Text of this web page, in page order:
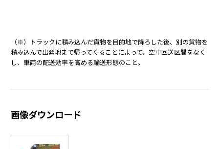
（※）トラックに積み込んだ貨物を目的地で降ろした後、別の貨物を
積み込んで出発地まで帰ってくることによって、空車回送区間をなく
し、車両の配送効率を高める輸送形態のこと。
画像ダウンロード